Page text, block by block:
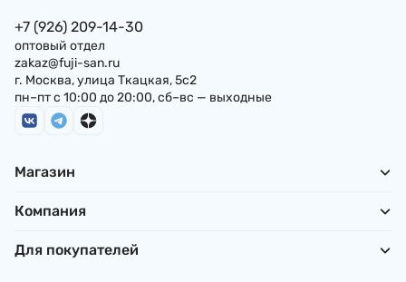
+7 (926) 209-14-30
оптовый отдел
zakaz@fuji-san.ru
г. Москва, улица Ткацкая, 5с2
пн–пт с 10:00 до 20:00, сб–вс — выходные
Магазин
Компания
Для покупателей